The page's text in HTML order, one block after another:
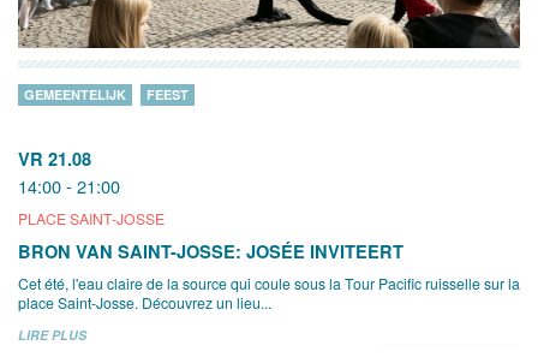
VR 21.08
14:00 - 21:00
PLACE SAINT-JOSSE
GEMEENTELIJK FEEST
BRON VAN SAINT-JOSSE: JOSÉE INVITEERT
Cet été, l'eau claire de la source qui coule sous la Tour Pacific ruisselle sur la
place Saint-Josse. Découvrez un lieu...
LIRE PLUS